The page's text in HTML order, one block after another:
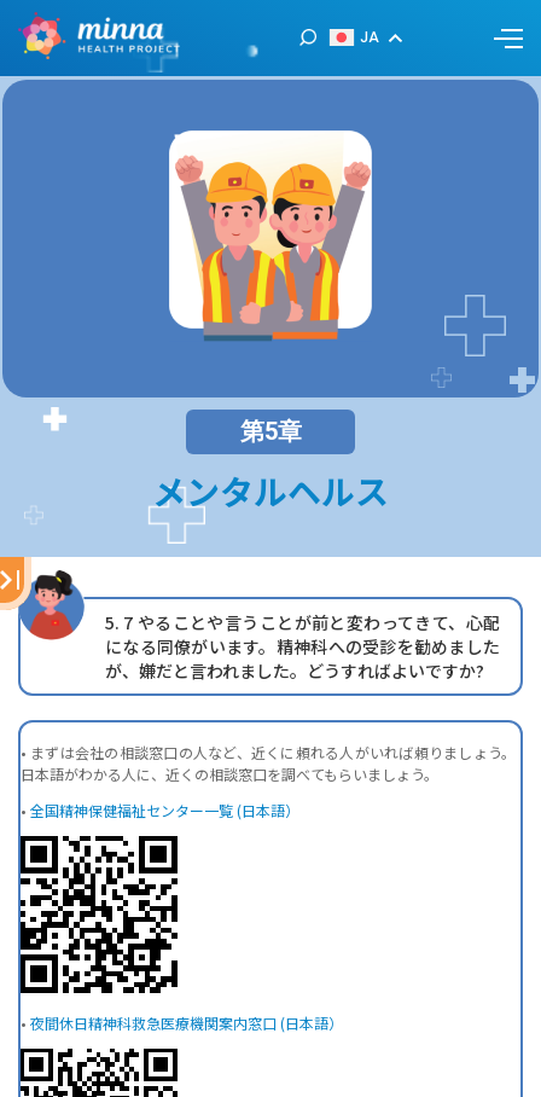
JA
第5章
メンタルヘルス
5. 7 やることや言うことが前と変わってきて、心配
になる同僚がいます。精神科への受診を勧めました
が、嫌だと言われました。どうすればよいですか?
• まずは会社の相談窓口の人など、近くに頼れる人がいれば頼りましょう。
日本語がわかる人に、近くの相談窓口を調べてもらいましょう。
• 全国精神保健福祉センター一覧 (日本語）
• 夜間休日精神科救急医療機関案内窓口 (日本語）